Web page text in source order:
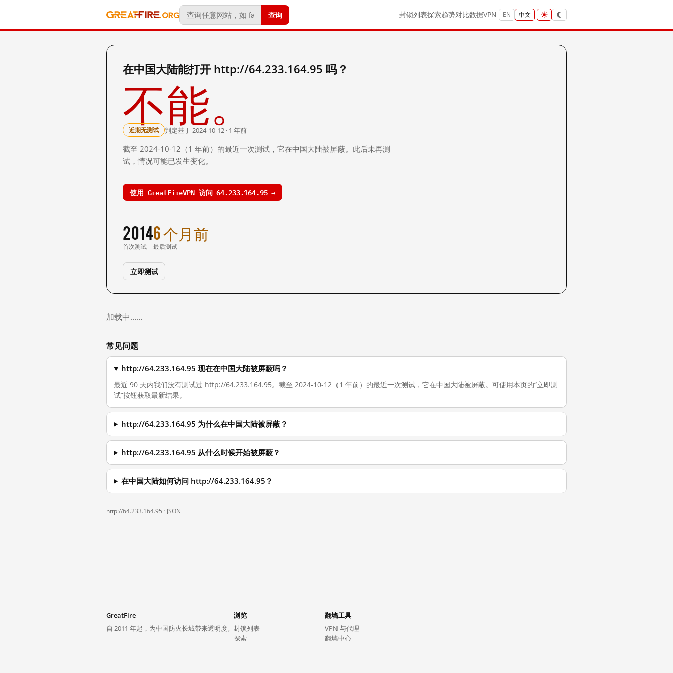
查询 封锁列表探索趋势对比数据VPN EN 中文
在中国大陆能打开 http://64.233.164.95 吗？
不能。
近期无测试 判定基于 2024-10-12 · 1 年前
截至 2024-10-12（1 年前）的最近一次测试，它在中国大陆被屏蔽。此后未再测
试，情况可能已发生变化。
使用 GreatFireVPN 访问 64.233.164.95 →
2014
首次测试
6 个月前
最后测试
立即测试
加载中……
常见问题
http://64.233.164.95 现在在中国大陆被屏蔽吗？
最近 90 天内我们没有测试过 http://64.233.164.95。截至 2024-10-12（1 年前）的最近一次测试，它在中国大陆被屏蔽。可使用本页的“立即测
试”按钮获取最新结果。
http://64.233.164.95 为什么在中国大陆被屏蔽？
http://64.233.164.95 从什么时候开始被屏蔽？
在中国大陆如何访问 http://64.233.164.95？
http://64.233.164.95 · JSON
GreatFire
自 2011 年起，为中国防火长城带来透明度。
浏览
封锁列表
探索
翻墙工具
VPN 与代理
翻墙中心